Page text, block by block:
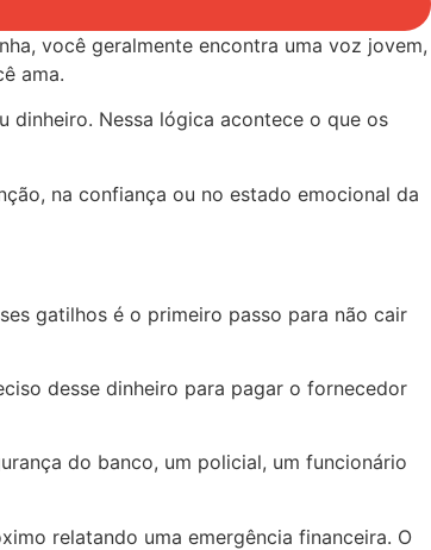
você geralmente encontra uma voz jovem,
ama.
dinheiro. Nessa lógica acontece o que os
na confiança ou no estado emocional da
gatilhos é o primeiro passo para não cair
desse dinheiro para pagar o fornecedor
do banco, um policial, um funcionário
relatando uma emergência financeira. O